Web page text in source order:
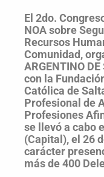
El 2do.
NOA sobre
Recursos
Comunidad,
ARGENTINO
con la
Católica de
Profesional de
Profesiones
se llevó a cabo
(Capital), el 26
carácter
más de 400